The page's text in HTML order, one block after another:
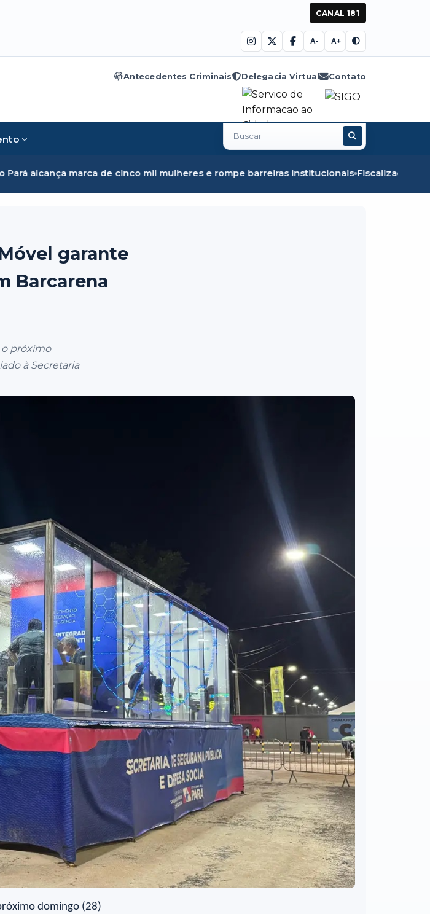
CANAL 181
A- A+
Antecedentes Criminais Delegacia Virtual Contato
Buscar
no
cinco mil mulheres e rompe barreiras institucionais Fiscalização em Óbidos apreende
garante
Barcarena
o próximo
à Secretaria
domingo (28)